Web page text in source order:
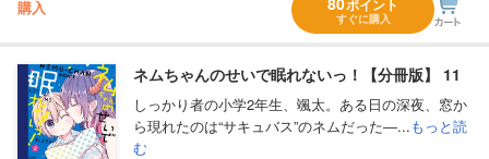
購入 ポイント
すぐに購入
ネムちゃんのせいで眠れないっ！【分冊版】 11
しっかり者の小学2年生、颯太。ある日の深夜、窓か
ら現れたのは“サキュバス”のネムだった―...もっと読
む